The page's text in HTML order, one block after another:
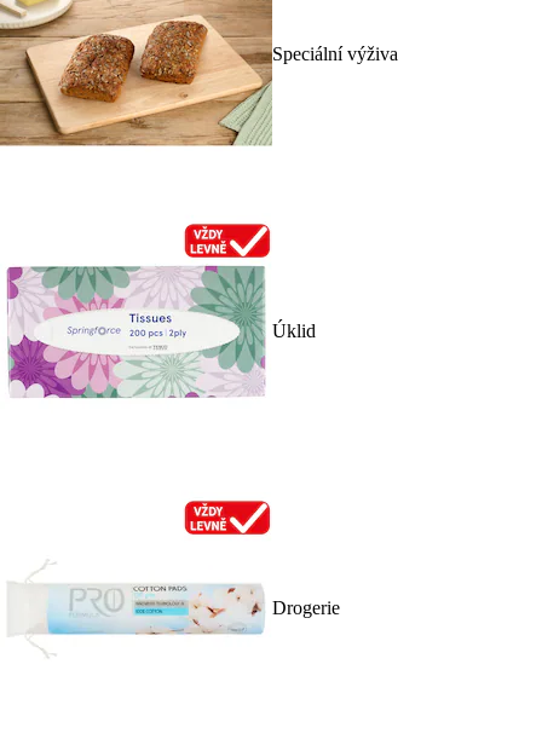
Speciální výživa
Úklid
Drogerie